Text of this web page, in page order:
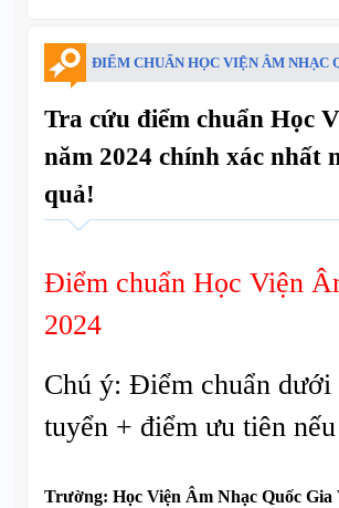
ĐIỂM CHUẨN HỌC VIỆN ÂM NHẠC
Tra cứu điểm chuẩn Học
năm 2024 chính xác nhất
quả!
Điểm chuẩn Học Viện
2024
Chú ý: Điểm chuẩn dưới
tuyển + điểm ưu tiên
Trường: Học Viện Âm Nhạc Quốc Gia